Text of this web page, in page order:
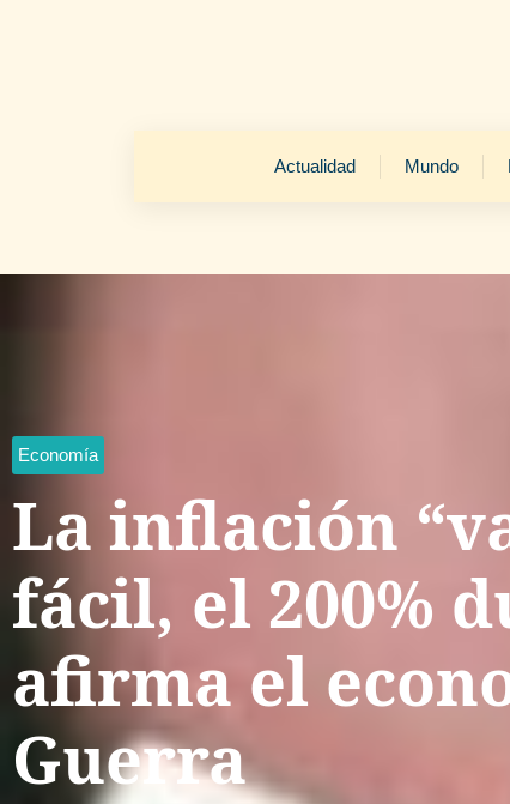
Actualidad Mundo
Economía
La inflación
fácil, el 200%
afirma el
Guerra